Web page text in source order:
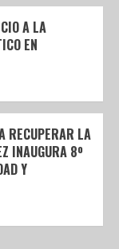
A LA
EN
RECUPERAR LA
INAUGURA 8º
Y